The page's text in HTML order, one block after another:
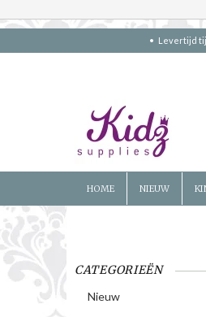
Levertijd
HOME NIEUW
CATEGORIEËN
Nieuw